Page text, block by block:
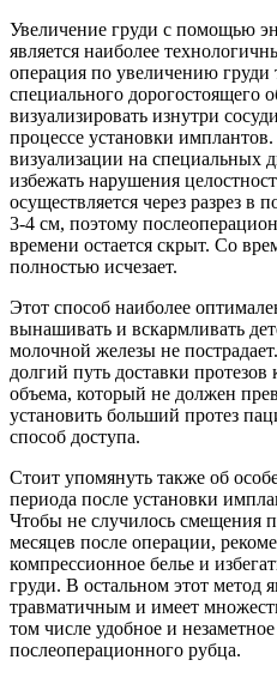
Увеличение груди с помощью
является наиболее
операция по увеличению груди
специального дорогостоящего
визуализировать изнутри
процессе установки
визуализации на специальных
избежать нарушения
осуществляется через разрез
3-4 см, поэтому
времени остается скрыт. Со
полностью исчезает.
Этот способ наиболее
вынашивать и вскармливать
молочной железы не
долгий путь доставки
объема, который не должен
установить больший протез
способ доступа.
Стоит упомянуть также об
периода после установки
Чтобы не случилось смещения
месяцев после операции,
компрессионное белье и
груди. В остальном этот метод
травматичным и имеет
том числе удобное и
послеоперационного рубца.